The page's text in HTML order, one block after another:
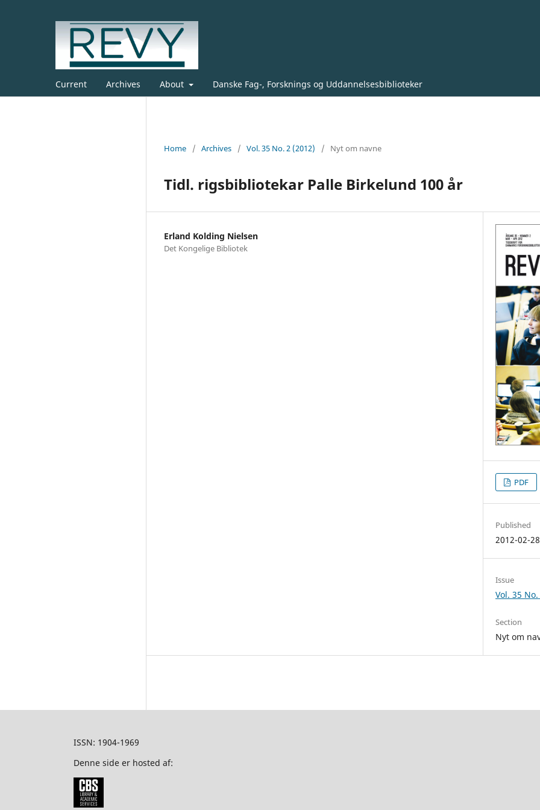
Current Archives About Danske Fag-, Forsknings og Uddannelsesbiblioteker
Home / Archives / Vol. 35 No. 2 (2012) / Nyt om navne
Tidl. rigsbibliotekar Palle Birkelund 100 år
Erland Kolding Nielsen
Det Kongelige Bibliotek
PDF
Published
2012-02-28
Issue
Vol. 35
Section
Nyt om
ISSN: 1904-1969
Denne side er hosted af: